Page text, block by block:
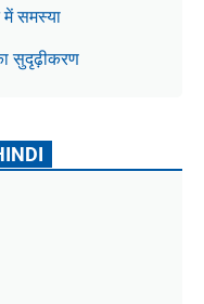
में समस्या
सुदृढ़ीकरण